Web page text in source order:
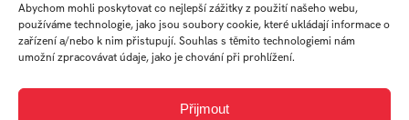
Abychom mohli poskytovat co nejlepší zážitky z použití našeho webu,
používáme technologie, jako jsou soubory cookie, které ukládají informace o
zařízení a/nebo k nim přistupují. Souhlas s těmito technologiemi nám
umožní zpracovávat údaje, jako je chování při prohlížení.
Přijmout
Revitalizace společných
prostor *ZŠ TGM
Otrokovice
REDESIGN Burger &
Bar Brothers